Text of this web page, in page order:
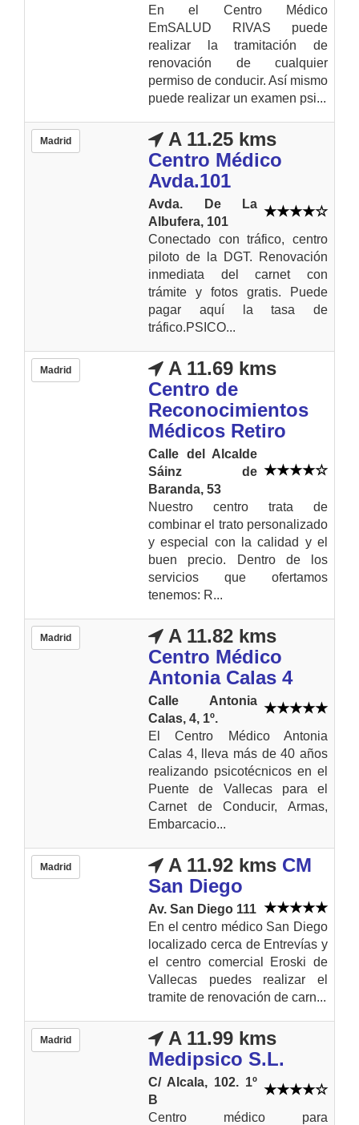
En el Centro Médico
EmSALUD RIVAS puede
realizar la tramitación de
renovación de cualquier
permiso de conducir. Así mismo
puede realizar un examen psi...
Madrid
A 11.25 kms
Centro Médico
Avda.101
Avda. De La
Albufera, 101
Conectado con tráfico, centro
piloto de la DGT. Renovación
inmediata del carnet con
trámite y fotos gratis. Puede
pagar aquí la tasa de
tráfico.PSICO...
Madrid
A 11.69 kms
Centro de
Reconocimientos
Médicos Retiro
Calle del Alcalde
Sáinz de
Baranda, 53
Nuestro centro trata de
combinar el trato personalizado
y especial con la calidad y el
buen precio. Dentro de los
servicios que ofertamos
tenemos: R...
Madrid
A 11.82 kms
Centro Médico
Antonia Calas 4
Calle Antonia
Calas, 4, 1º.
El Centro Médico Antonia
Calas 4, lleva más de 40 años
realizando psicotécnicos en el
Puente de Vallecas para el
Carnet de Conducir, Armas,
Embarcacio...
Madrid A 11.92 kms CM
San Diego
Av. San Diego 111
En el centro médico San Diego
localizado cerca de Entrevías y
el centro comercial Eroski de
Vallecas puedes realizar el
tramite de renovación de carn...
Madrid
A 11.99 kms
Medipsico S.L.
C/ Alcala, 102. 1º
B
Centro médico para